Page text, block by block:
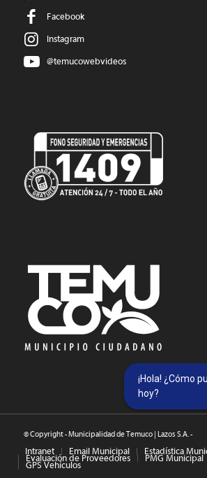
Facebook
Instagram
@temucowebvideos
© Copyright - Municipalidad de Temuco | Lazos S.A. -
Intranet Email Municipal Estadística
Evaluación de Proveedores PMG Municipal
GPS Vehículos
¡Hola! ¿Cómo
hoy?